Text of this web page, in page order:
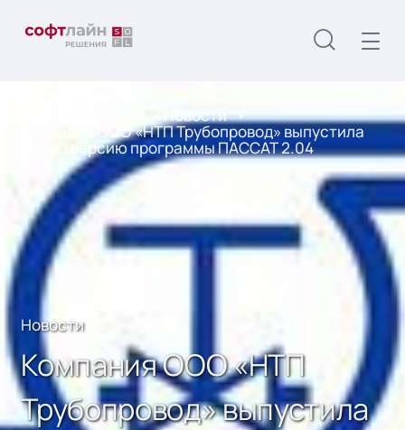
Новости
Компания ООО «НТП Трубопровод» выпустила
новую версию программы ПАССАТ 2.04
Новости
Компания ООО «НТП
Трубопровод» выпустила